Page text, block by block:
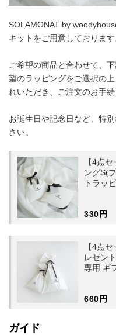
SOLAMONAT by
キットをご用意しております
ご希望の商品と合わせて、
望のラッピングをご選択の
れいただき、ご注文のお手続
お誕生日や記念日など、特
さい。
【4点
ングS(
トラッ
330円
【4点
レゼン
専用 ギ
660円
ガイド